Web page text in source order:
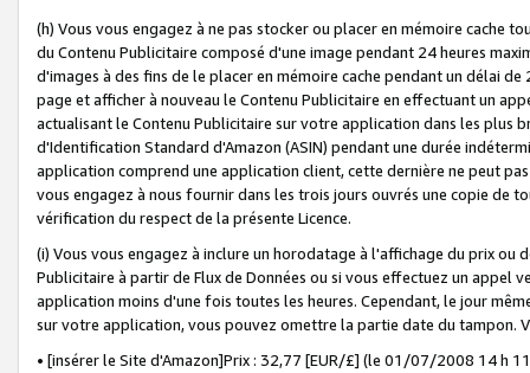
(h) Vous vous engagez à ne pas stocker ou placer en mémoire cache
du Contenu Publicitaire composé d'une image pendant 24 heures
d'images à des fins de le placer en mémoire cache pendant un délai
page et afficher à nouveau le Contenu Publicitaire en effectuant un
actualisant le Contenu Publicitaire sur votre application dans les plus
d'Identification Standard d'Amazon (ASIN) pendant une durée
application comprend une application client, cette dernière ne peut
vous engagez à nous fournir dans les trois jours ouvrés une copie de
vérification du respect de la présente Licence.
(i) Vous vous engagez à inclure un horodatage à l'affichage du prix
Publicitaire à partir de Flux de Données ou si vous effectuez un appel
application moins d'une fois toutes les heures. Cependant, le jour
sur votre application, vous pouvez omettre la partie date du tampon.
• [insérer le Site d'Amazon]Prix : 32,77 [EUR/£] (le 01/07/2008 14 h